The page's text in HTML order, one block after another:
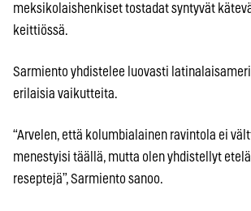
meksikolaishenkiset tostadat syntyvät
keittiössä.
Sarmiento yhdistelee luovasti
erilaisia vaikutteita.
“Arvelen, että kolumbialainen ravintola ei
menestyisi täällä, mutta olen yhdistellyt
reseptejä”, Sarmiento sanoo.